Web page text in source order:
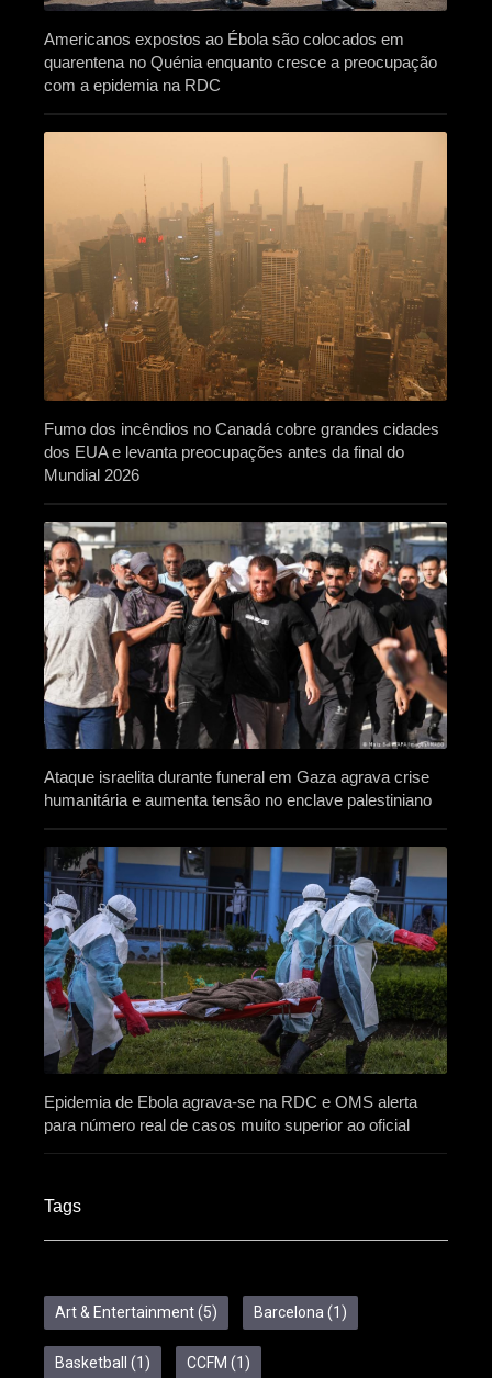
Americanos expostos ao Ébola são colocados em
quarentena no Quénia enquanto cresce a preocupação
com a epidemia na RDC
Fumo dos incêndios no Canadá cobre grandes cidades
dos EUA e levanta preocupações antes da final do
Mundial 2026
Ataque israelita durante funeral em Gaza agrava crise
humanitária e aumenta tensão no enclave palestiniano
Epidemia de Ebola agrava-se na RDC e OMS alerta
para número real de casos muito superior ao oficial
Tags
Art & Entertainment(5) Barcelona (1)
Basketball (1) CCFM (1)